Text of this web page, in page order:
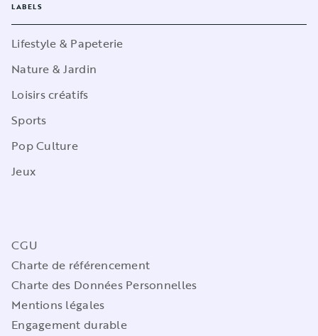
LABELS
Lifestyle & Papeterie
Nature & Jardin
Loisirs créatifs
Sports
Pop Culture
Jeux
CGU
Charte de référencement
Charte des Données Personnelles
Mentions légales
Engagement durable